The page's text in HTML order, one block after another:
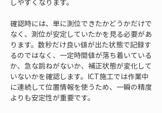
しやすくなります。
確認時には、単に測位できたかどうかだけで
なく、測位が安定していたかを見る必要があ
ります。数秒だけ良い値が出た状態で記録す
るのではなく、一定時間値が落ち着いている
か、急な跳ねがないか、補正状態が変化して
いないかを確認します。ICT施工では作業中
に連続して位置情報を使うため、一瞬の精度
よりも安定性が重要です。